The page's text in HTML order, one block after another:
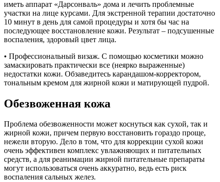
иметь аппарат «Дарсонваль» дома и лечить проблемные
участки на лице курсами. Для экстренной терапии достаточно
10 минут в день для самой процедуры и хотя бы час на
последующее восстановление кожи. Результат – подсушенные
воспаления, здоровый цвет лица.
• Профессиональный визаж. С помощью косметики можно
замаскировать практически все (неярко выраженные)
недостатки кожи. Обзаведитесь карандашом-корректором,
тональным кремом для жирной кожи и матирующей пудрой.
Обезвоженная кожа
Проблема обезвоженности может коснуться как сухой, так и
жирной кожи, причем первую восстановить гораздо проще,
нежели вторую. Дело в том, что для коррекции сухой кожи
очень эффективен комплекс увлажняющих и питательных
средств, а для реанимации жирной питательные препараты
могут использоваться очень аккуратно, ведь есть риск
воспаления сальных желез.